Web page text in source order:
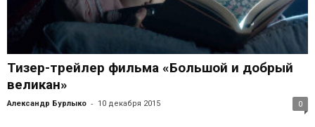
Тизер-трейлер фильма «Большой и добрый
великан»
Александр Бурлыко - 10 декабря 2015 0